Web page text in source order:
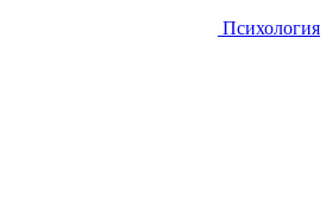
Психология